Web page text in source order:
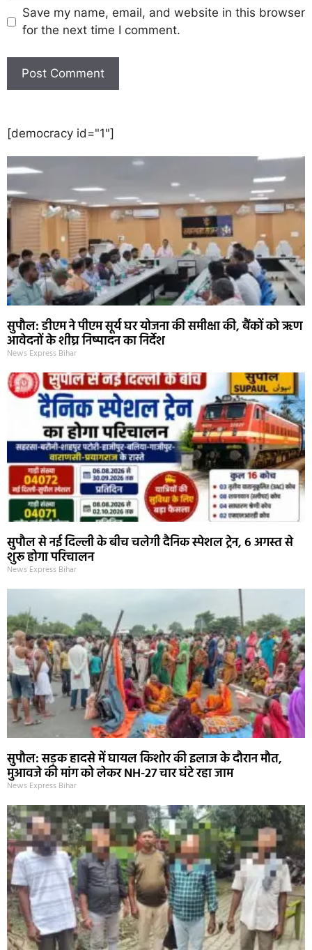
Save my name, email, and website in this browser
for the next time I comment.
[democracy id="1"]
सुपौल: डीएम ने पीएम सूर्य घर योजना की समीक्षा की, बैंकों को ऋण
आवेदनों के शीघ्र निष्पादन का निर्देश
News Express Bihar
सुपौल से नई दिल्ली के बीच चलेगी दैनिक स्पेशल ट्रेन, 6 अगस्त से
शुरू होगा परिचालन
News Express Bihar
सुपौल: सड़क हादसे में घायल किशोर की इलाज के दौरान मौत,
मुआवजे की मांग को लेकर NH-27 चार घंटे रहा जाम
News Express Bihar